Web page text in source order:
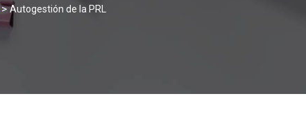
>Autogestión de la PRL